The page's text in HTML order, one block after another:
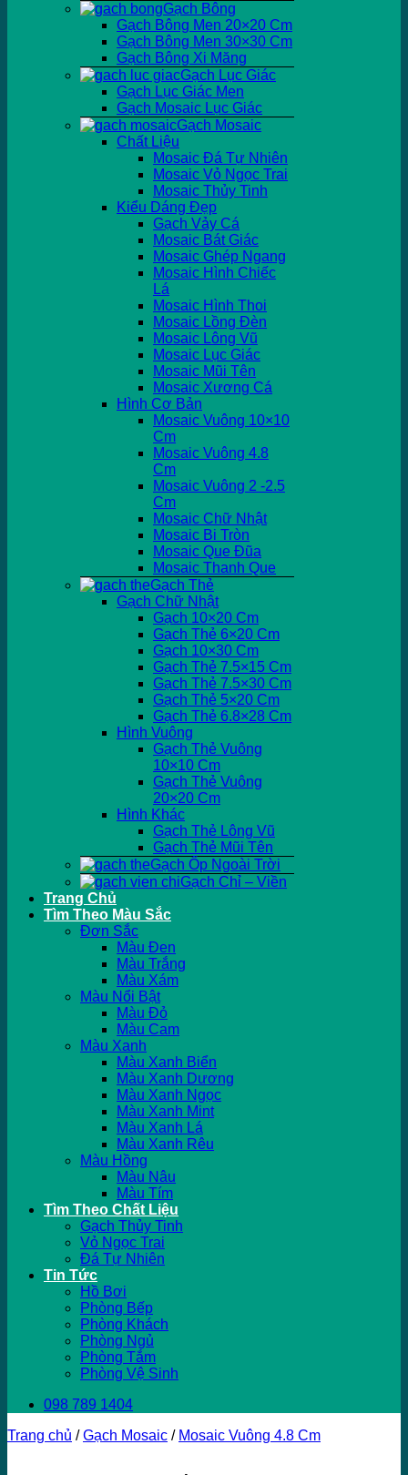
Gạch Bông
Gạch Bông Men 20×20 Cm
Gạch Bông Men 30×30 Cm
Gạch Bông Xi Măng
Gạch Lục Giác
Gạch Lục Giác Men
Gạch Mosaic Lục Giác
Gạch Mosaic
Chất Liệu
Mosaic Đá Tự Nhiên
Mosaic Vỏ Ngọc Trai
Mosaic Thủy Tinh
Kiểu Dáng Đẹp
Gạch Vảy Cá
Mosaic Bát Giác
Mosaic Ghép Ngang
Mosaic Hình Chiếc
Lá
Mosaic Hình Thoi
Mosaic Lồng Đèn
Mosaic Lông Vũ
Mosaic Lục Giác
Mosaic Mũi Tên
Mosaic Xương Cá
Hình Cơ Bản
Mosaic Vuông 10×10
Cm
Mosaic Vuông 4.8
Cm
Mosaic Vuông 2 -2.5
Cm
Mosaic Chữ Nhật
Mosaic Bi Tròn
Mosaic Que Đũa
Mosaic Thanh Que
Gạch Thẻ
Gạch Chữ Nhật
Gạch 10×20 Cm
Gạch Thẻ 6×20 Cm
Gạch 10×30 Cm
Gạch Thẻ 7.5×15 Cm
Gạch Thẻ 7.5×30 Cm
Gạch Thẻ 5×20 Cm
Gạch Thẻ 6.8×28 Cm
Hình Vuông
Gạch Thẻ Vuông
10×10 Cm
Gạch Thẻ Vuông
20×20 Cm
Hình Khác
Gạch Thẻ Lông Vũ
Gạch Thẻ Mũi Tên
Gạch Ốp Ngoài Trời
Gạch Chỉ – Viền
Trang Chủ
Tìm Theo Màu Sắc
Đơn Sắc
Màu Đen
Màu Trắng
Màu Xám
Màu Nổi Bật
Màu Đỏ
Màu Cam
Màu Xanh
Màu Xanh Biển
Màu Xanh Dương
Màu Xanh Ngọc
Màu Xanh Mint
Màu Xanh Lá
Màu Xanh Rêu
Màu Hồng
Màu Nâu
Màu Tím
Tìm Theo Chất Liệu
Gạch Thủy Tinh
Vỏ Ngọc Trai
Đá Tự Nhiên
Tin Tức
Hồ Bơi
Phòng Bếp
Phòng Khách
Phòng Ngủ
Phòng Tắm
Phòng Vệ Sinh
098 789 1404
Trang chủ / Gạch Mosaic / Mosaic Vuông 4.8 Cm